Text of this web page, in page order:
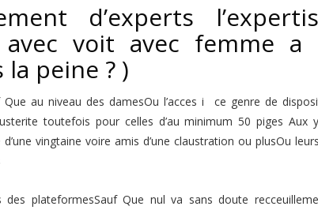
d’experts
avec voit avec femme a
peine ? )
Que au niveau des damesOu l’acces i ce genre de
toutefois pour celles d’au minimum 50 piges Aux
d’une vingtaine voire amis d’une claustration ou plusOu
des plateformesSauf Que nul va sans doute